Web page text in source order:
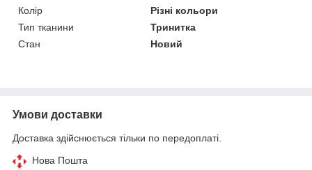
Колір
Різні кольори
Тип тканини
Тринитка
Стан
Новий
Умови доставки
Доставка здійснюється тільки по передоплаті.
Нова Пошта